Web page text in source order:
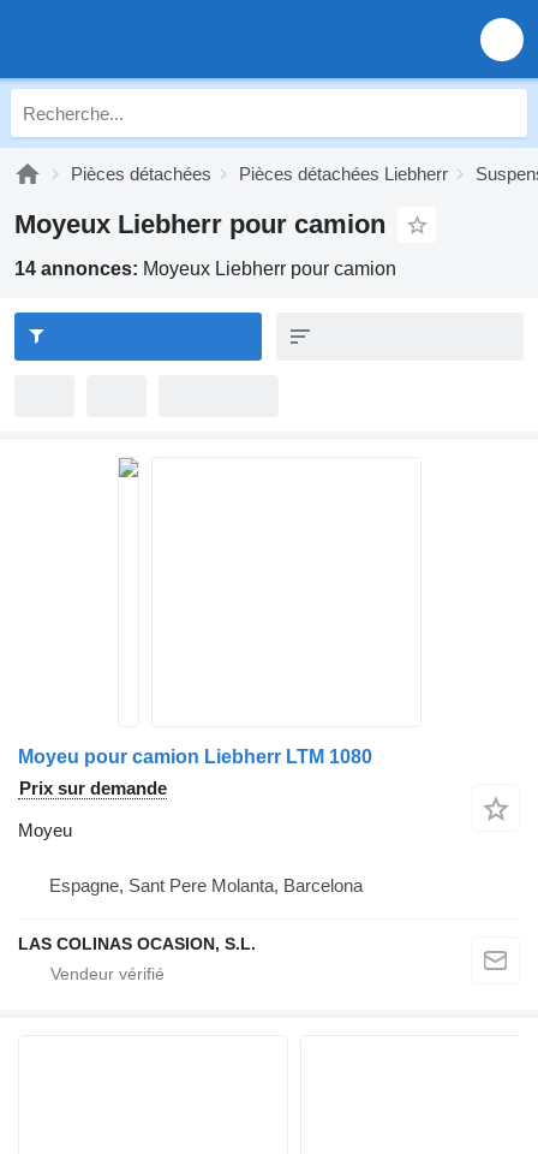
Pièces détachées Pièces détachées Liebherr
Moyeux Liebherr pour camion
14 annonces: Moyeux Liebherr pour camion
Moyeu pour camion Liebherr LTM 1080
Prix sur demande
Moyeu
Espagne, Sant Pere Molanta, Barcelona
LAS COLINAS OCASION, S.L.